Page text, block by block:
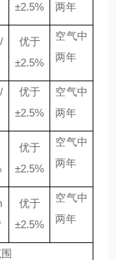
±2.5%
两年
优于
±2.5%
空气中
两年
优于
±2.5%
空气中
两年
优于
±2.5%
空气中
两年
优于
±2.5%
空气中
两年